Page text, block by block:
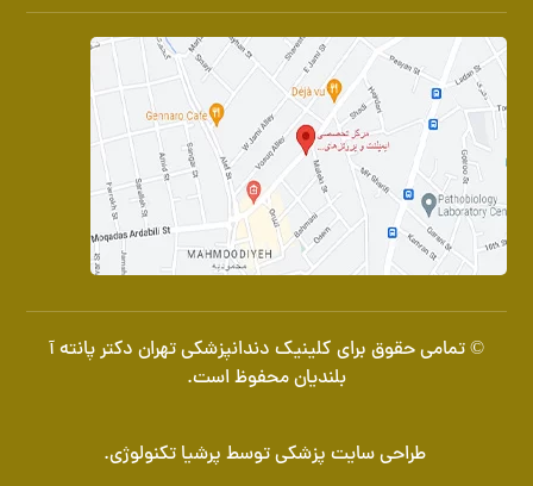
© تمامی حقوق برای کلینیک دندانپزشکی تهران دکتر پانته آ
بلندیان محفوظ است.
طراحی سایت پزشکیتوسط پرشیا تکنولوژی.